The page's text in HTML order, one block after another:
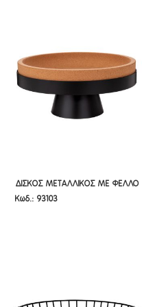
ΔΙΣΚΟΣ ΜΕΤΑΛΛΙΚΟΣ ΜΕ ΦΕΛΛΟ
28Χ13Χ 13ΕΚ ΒΑΣΗ
ΔΙΣΚΟΣ ΜΕΤΑΛΛΙΚΟΣ ΜΕ ΦΕΛΛΟ
28Χ13Χ 13ΕΚ ΒΑΣΗ
Κωδ.: 93103